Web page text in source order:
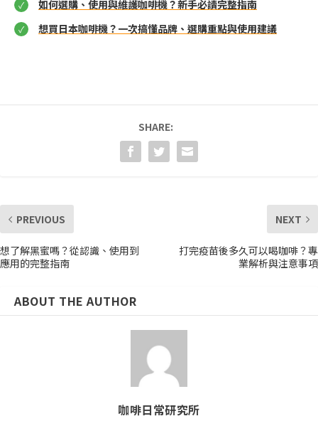
如何選購、使用與維護咖啡機？新手必讀完整指南
想買日本咖啡機？一次搞懂品牌、選購重點與使用建議
SHARE:
PREVIOUS
想了解黑蜜嗎？從認識、使用到
應用的完整指南
NEXT
打完疫苗後多久可以喝咖啡？專
業解析與注意事項
ABOUT THE AUTHOR
咖啡日常研究所